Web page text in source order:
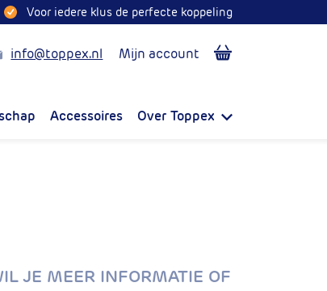
Voor iedere klus de perfecte koppeling
info@toppex.nl Mijn account
Accessoires Over Toppex
JE MEER INFORMATIE OF